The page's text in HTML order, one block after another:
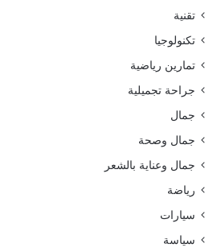
تقنية
تكنولوجيا
تمارين رياضية
جراحة تجميلية
جمال
جمال وصحة
جمال وعناية بالشعر
رياضة
سيارات
سياسة